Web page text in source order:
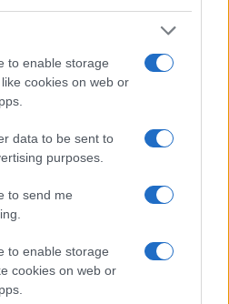
to enable storage
cookies on web or
data to be sent to
purposes.
to send me
to enable storage
cookies on web or
in calo
in ospedale a Catania, ma il tour
ci sono”
notte
a La Maddalena, la vicesindaco:
per visita privata̶…
a Olbia, a fuoco due furgoni